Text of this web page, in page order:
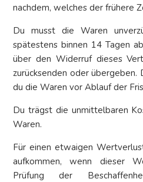
nachdem, welches der frühere
Du musst die Waren
spätestens binnen 14 Tagen
über den Widerruf dieses
zurücksenden oder
du die Waren vor Ablauf der
Du trägst die unmittelbaren
Waren.
Für einen etwaigen
aufkommen, wenn dieser
Prüfung der